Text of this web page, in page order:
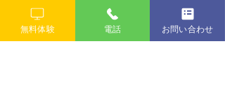
無料体験 電話 お問い合わせ